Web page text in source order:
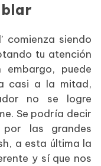
comienza siendo
tu atención
puede
casi a la mitad,
no se logre
Se podría decir
las grandes
a esta última la
y sí que nos